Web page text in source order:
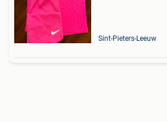
Sint-Pieters-Leeuw